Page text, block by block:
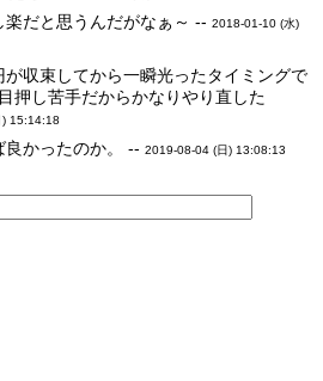
楽だと思うんだがなぁ～ --2018-01-10 (水)
が収束してから一瞬光ったタイミングで
押し苦手だからかなりやり直した
15:14:18
良かったのか。 --2019-08-04 (日) 13:08:13